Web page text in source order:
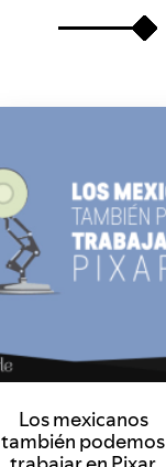
Los mexicanos
también podemos